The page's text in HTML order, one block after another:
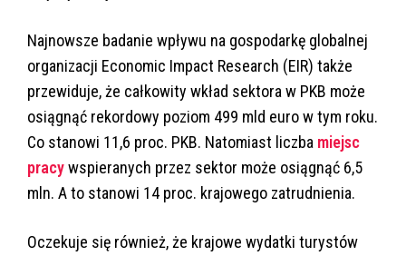
Najnowsze badanie wpływu na gospodarkę globalnej
organizacji Economic Impact Research (EIR) także
przewiduje, że całkowity wkład sektora w PKB może
osiągnąć rekordowy poziom 499 mld euro w tym roku.
Co stanowi 11,6 proc. PKB. Natomiast liczba miejsc
pracywspieranych przez sektor może osiągnąć 6,5
mln. A to stanowi 14 proc. krajowego zatrudnienia.
Oczekuje się również, że krajowe wydatki turystów